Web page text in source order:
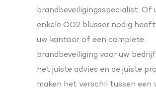
brandbeveiligingsspecialist. Of
enkele CO2 blusser nodig
uw kantoor of een complete
brandbeveiliging voor uw
het juiste advies en de juiste
maken het verschil tussen een